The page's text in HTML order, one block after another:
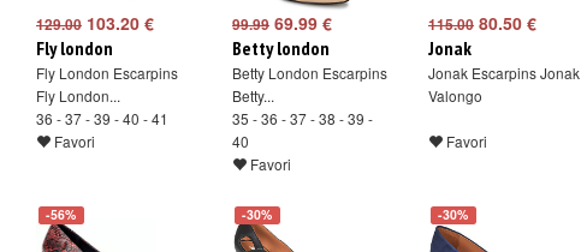
129.00 103.20 €
Fly london
Fly London Escarpins
Fly London...
36 - 37 - 39 - 40 - 41
Favori
99.99 69.99 €
Betty london
Betty London Escarpins
Betty...
35 - 36 - 37 - 38 - 39 -
40
Favori
115.00 80.50 €
Jonak
Jonak Escarpins Jonak
Valongo
Favori
-56% -30% -30%